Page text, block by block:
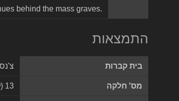
behind the mass graves.
התמצאות
בית קברות
מס' חלקה 13 (